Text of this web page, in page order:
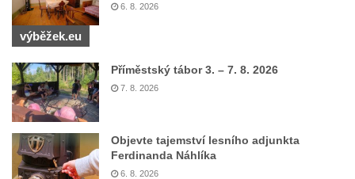
Budějovicích
Socha svatého Josefa na nádvoří kláštera
Socha svaté Anny na nádvoří kláštera
dominikánů v Českých Budějovicích
kláštera dominikánů v Českých
Budějovicích
6. 8. 2026
výběžek.eu
Příměstský tábor 3. – 7. 8. 2026
7. 8. 2026
Objevte tajemství lesního adjunkta
Ferdinanda Náhlíka
6. 8. 2026